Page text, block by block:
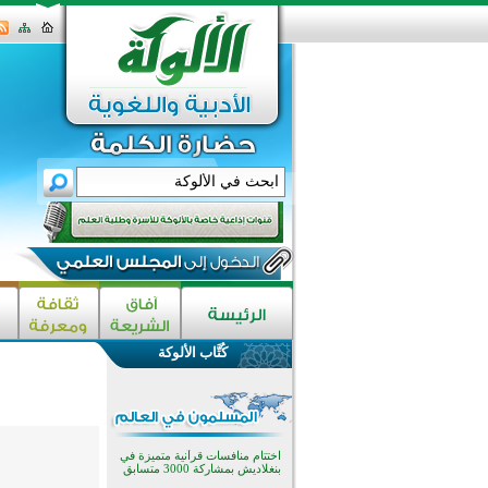
كُتَّاب الألوكة
اختتام الدورة التاسعة لمسابقة حفظ
تيسليتش تختتم برنامجا تعليميا لتعزيز
القيم وبناء الشخصية للشباب
المسلمين
اختتام منافسات قرآنية متميزة في
بنغلاديش بمشاركة 3000 متسابق